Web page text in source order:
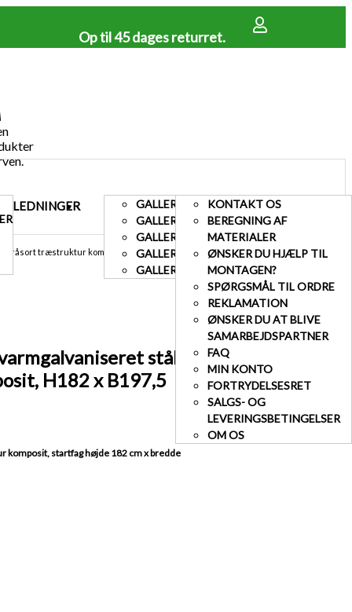
Op til 45 dages returret.
GALLERIGALLERI TERRASSE
GALLERI HEGN
GALLERI LÅGER
GALLERI AFFALDSSKJUL
GALLERI HEGN MED BETONSTOLPER
KUNDESERVICE
KONTAKT OS
BEREGNING AF
MATERIALER
ØNSKER DU HJÆLP TIL
MONTAGEN?
SPØRGSMÅL TIL ORDRE
REKLAMATION
ØNSKER DU AT BLIVE
SAMARBEJDSPARTNER
FAQ
MIN KONTO
FORTRYDELSESRET
SALGS- OG
LEVERINGSBETINGELSER
OM OS
gråsort træstruktur komposit, H182 x B197,5
stål
H182 x B197,5
komposit, startfag højde 182 cm x bredde